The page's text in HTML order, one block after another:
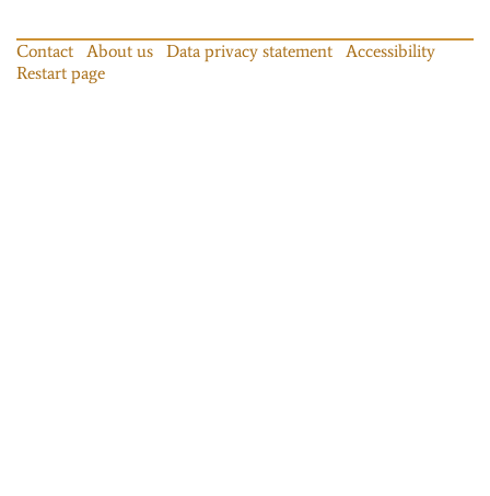
Contact About us Data privacy statement
Accessibility
Restart page